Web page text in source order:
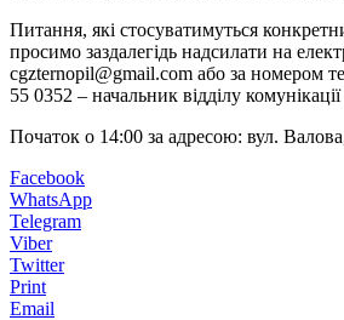
Питання, які стосуватимуться
просимо заздалегідь надсилати на
cgzternopil@gmail.com або за номером
55 0352 – начальник відділу
Початок о 14:00 за адресою: вул. Валова,
Facebook
WhatsApp
Telegram
Viber
Twitter
Print
Email